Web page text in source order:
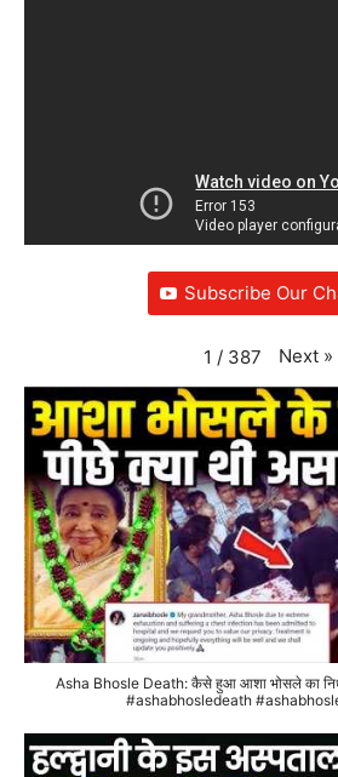
Subscribe Our
1 / 387 Next »
Asha Bhosle Death: कैसे हुआ आशा भोसले का
#ashabhosledeath